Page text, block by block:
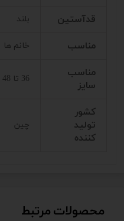
قدآستین بلند
مناسب خانم ها
مناسب
سایز
36 تا 48
کشور
تولید
کننده
چین
محصولات مرتبط